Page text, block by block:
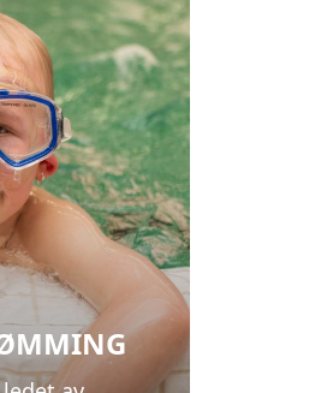
av